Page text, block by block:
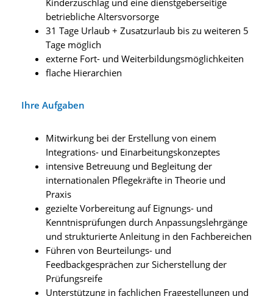
betriebliche Altersvorsorge
31 Tage Urlaub + Zusatzurlaub bis zu weiteren 5
Tage möglich
externe Fort- und Weiterbildungsmöglichkeiten
flache Hierarchien
Ihre Aufgaben
Mitwirkung bei der Erstellung von einem
Integrations- und Einarbeitungskonzeptes
intensive Betreuung und Begleitung der
internationalen Pflegekräfte in Theorie und
Praxis
gezielte Vorbereitung auf Eignungs- und
Kenntnisprüfungen durch Anpassungslehrgänge
und strukturierte Anleitung in den Fachbereichen
Führen von Beurteilungs- und
Feedbackgesprächen zur Sicherstellung der
Prüfungsreife
Unterstützung in fachlichen Fragestellungen und